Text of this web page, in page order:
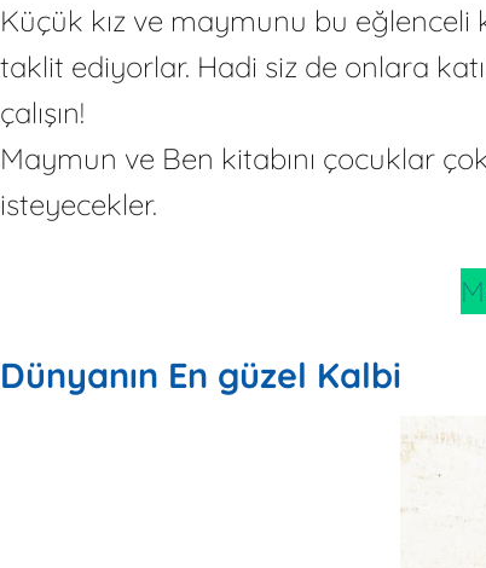
Küçük kız ve maymunu bu eğlenceli
taklit ediyorlar. Hadi siz de onlara
çalışın!
Maymun ve Ben kitabını çocuklar
isteyecekler.
Dünyanın En güzel Kalbi